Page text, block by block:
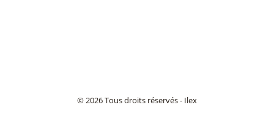
© 2026 Tous droits réservés - Ilex